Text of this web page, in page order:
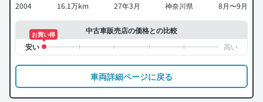
2004 16.1万km 27年3月 神奈川県 8月〜9月
中古車販売店の価格との比較
お買い得
車両詳細ページに戻る